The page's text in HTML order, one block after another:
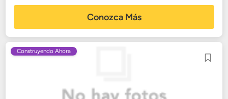
Conozca Más
Construyendo Ahora